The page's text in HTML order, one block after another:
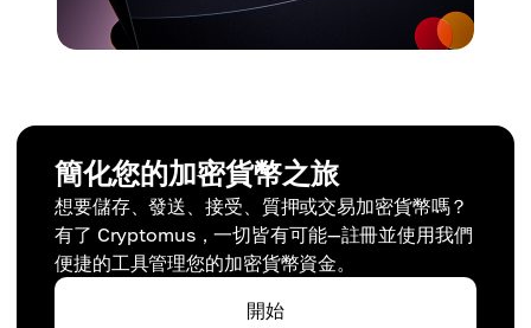
簡化您的加密貨幣之旅
想要儲存、發送、接受、質押或交易加密貨幣嗎？
有了 Cryptomus，一切皆有可能—註冊並使用我們
便捷的工具管理您的加密貨幣資金。
開始